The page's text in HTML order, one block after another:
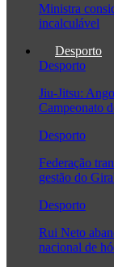
Ministra
incalculável
Desporto
Desporto
Jiu-Jitsu:
Campeonato
Desporto
Federação
gestão do
Desporto
Rui Neto
nacional de